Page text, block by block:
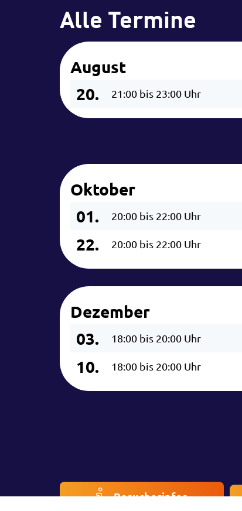
Alle Termine
August
20.
21:00 bis 23:00 Uhr
Oktober
01.
20:00 bis 22:00 Uhr
22. 20:00 bis 22:00 Uhr
Dezember
03.
18:00 bis 20:00 Uhr
10. 18:00 bis 20:00 Uhr
Besucherinfos